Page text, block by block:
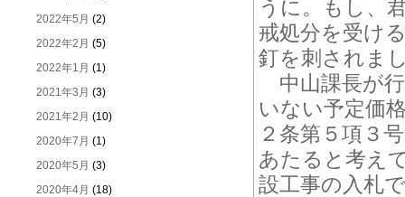
2022年5月 (2)
2022年2月 (5)
2022年1月 (1)
2021年3月 (3)
2021年2月 (10)
2020年7月 (1)
2020年5月 (3)
2020年4月 (18)
うに。もし、
戒処分を受け
釘を刺されま
中山課長が
いない予定価
２条第５項３
あたると考え
設工事の入札